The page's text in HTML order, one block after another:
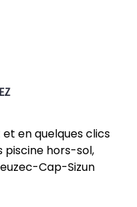
en quelques clics
piscine hors-sol,
Cap-Sizun